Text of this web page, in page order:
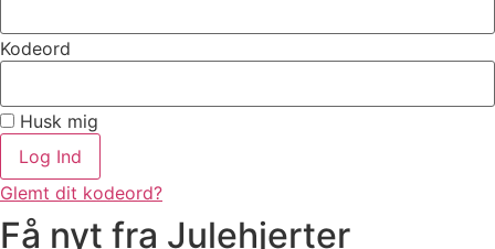
Kodeord
Husk mig
Log Ind
Glemt dit kodeord?
Få nyt fra Julehjerter